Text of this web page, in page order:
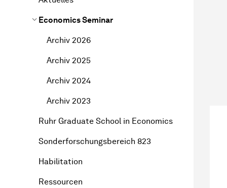
Economics Seminar
Archiv 2026
Archiv 2025
Archiv 2024
Archiv 2023
Ruhr Graduate School in Economics
Sonderforschungsbereich 823
Habilitation
Ressourcen